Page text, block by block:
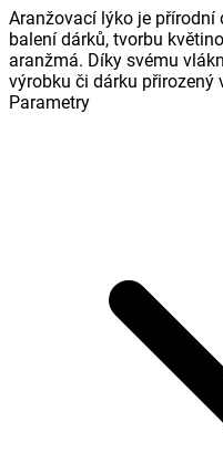
Aranžovací lýko je
balení dárků, tvorbu
aranžmá. Díky svému
výrobku či dárku přirozený
Parametry